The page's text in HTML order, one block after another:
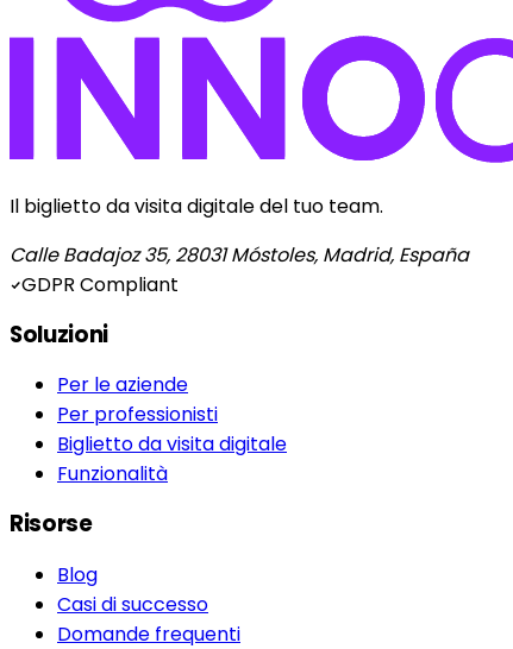
Il biglietto da visita digitale del tuo team.
Calle Badajoz 35, 28031 Móstoles, Madrid, España
GDPR Compliant
Soluzioni
Per le aziende
Per professionisti
Biglietto da visita digitale
Funzionalità
Risorse
Blog
Casi di successo
Domande frequenti